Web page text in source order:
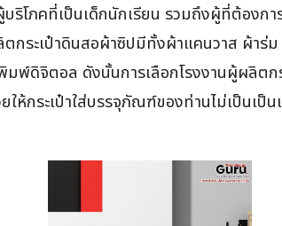
ริโภคที่เป็นเด็กนักเรียน รวมถึงผู้ที่ต้องกา
ตกระเป๋าดินสอผ้าซิปมีทั้งผ้าแคนวาส ผ้าร่
พ์ดิจิตอล ดังนั้นการเลือกโรงงานผู้ผลิตก
ห้กระเป๋าใส่บรรจุภัณฑ์ของท่านไม่เป็นเป็